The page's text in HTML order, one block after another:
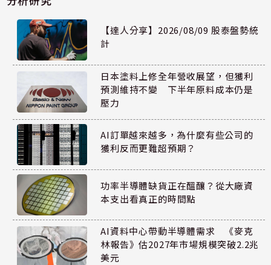
【達人分享】2026/08/09 股泰盤勢統
計
日本塗料上修全年營收展望，但獲利
預測維持不變 下半年原料成本仍是
壓力
AI訂單越來越多，為什麼有些公司的
獲利反而更難超預期？
功率半導體缺貨正在醞釀？從大廠資
本支出看真正的時間點
AI資料中心帶動半導體需求 《麥克
林報告》估2027年市場規模突破2.2兆
美元